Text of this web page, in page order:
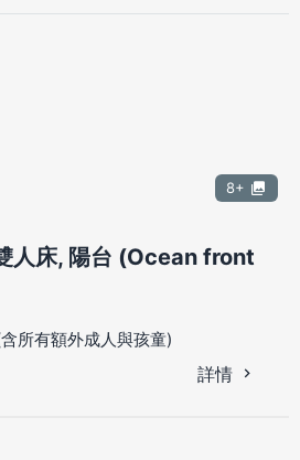
8+
人床, 陽台 (Ocean front
所有額外成人與孩童)
詳情